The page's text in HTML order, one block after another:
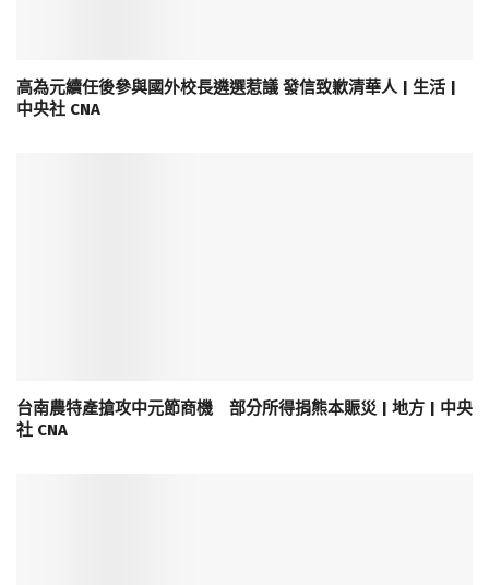
高為元續任後參與國外校長遴選惹議 發信致歉清華人 | 生活 |
中央社 CNA
台南農特產搶攻中元節商機 部分所得捐熊本賑災 | 地方 | 中央
社 CNA